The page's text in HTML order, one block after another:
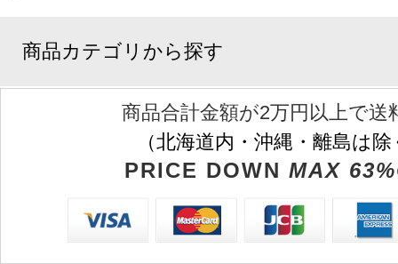
商品カテゴリから探す
商品合計金額が2万円以上で送
（北海道内・沖縄・離島は
PRICE DOWN MAX